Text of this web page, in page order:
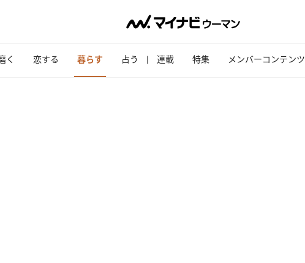
く 恋する 暮らす 占う 連載 特集 メンバーコンテンツ